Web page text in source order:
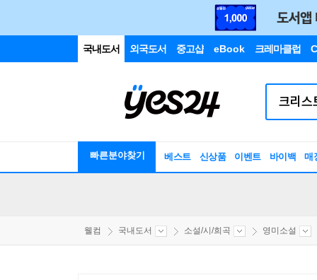
국내도서 외국도서 중고샵 eBook 크레마클럽
빠른분야찾기 베스트 신상품 이벤트 바이백 매
웰컴 국내도서 소설/시/희곡 영미소설